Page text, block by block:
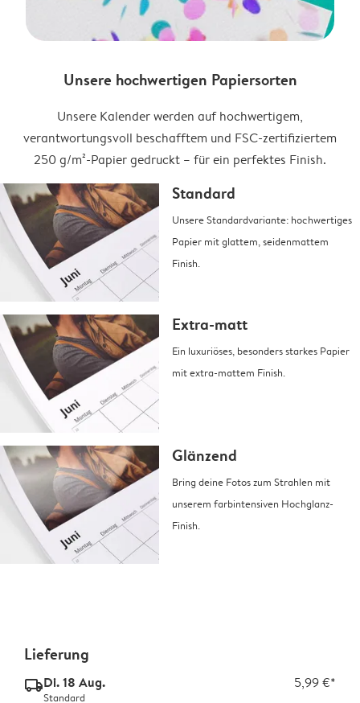
Unsere hochwertigen Papiersorten
Unsere Kalender werden auf hochwertigem,
verantwortungsvoll beschafftem und FSC-zertifiziertem
250 g/m²-Papier gedruckt – für ein perfektes Finish.
Standard
Unsere Standardvariante: hochwertiges
Papier mit glattem, seidenmattem
Finish.
Extra-matt
Ein luxuriöses, besonders starkes Papier
mit extra-mattem Finish.
Glänzend
Bring deine Fotos zum Strahlen mit
unserem farbintensiven Hochglanz-
Finish.
Lieferung
delivery_standard_v2Di. 18 Aug. 5,99 €*
Standard